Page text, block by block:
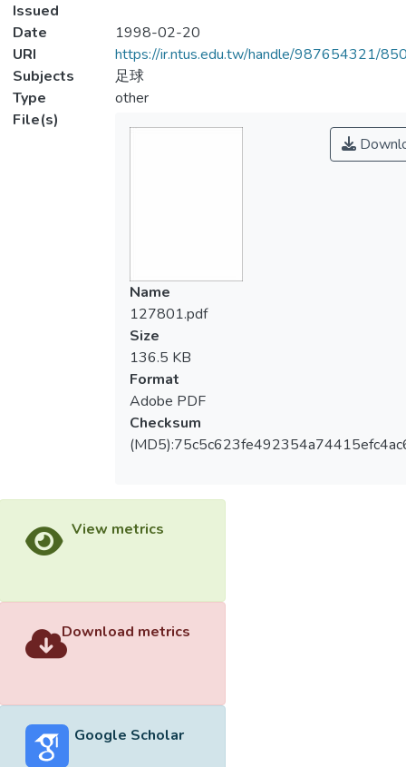
Issued
Date
1998-02-20
URI
https://ir.ntus.edu.tw/handle/987654321/
Subjects
足球
Type
other
File(s)
Name
127801.pdf
Size
136.5 KB
Format
Adobe PDF
Checksum
View metrics
Download metrics
Google Scholar